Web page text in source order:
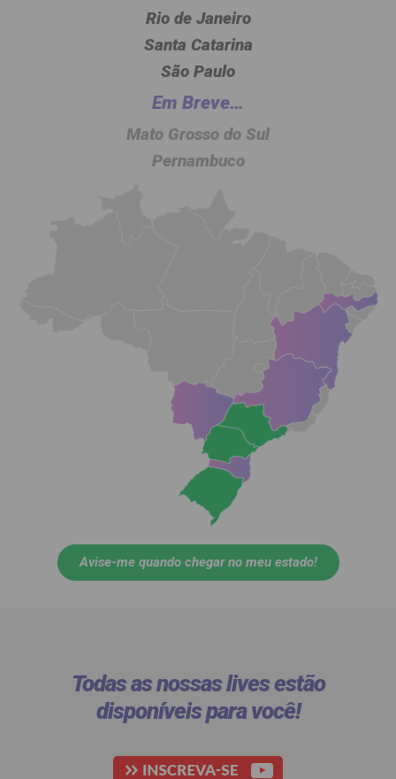
Rio de Janeiro
Santa Catarina
São Paulo
Em Breve…
Mato Grosso do Sul
Pernambuco
Avise-me quando chegar no meu estado!
Todas as nossas lives estão
disponíveis para você!​